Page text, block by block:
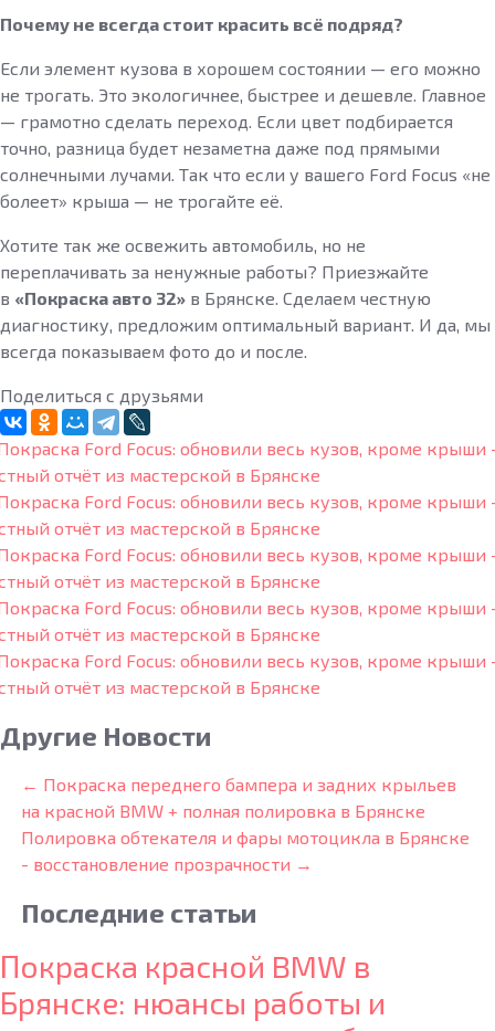
Почему не всегда стоит красить всё подряд?
Если элемент кузова в хорошем состоянии — его можно
не трогать. Это экологичнее, быстрее и дешевле. Главное
— грамотно сделать переход. Если цвет подбирается
точно, разница будет незаметна даже под прямыми
солнечными лучами. Так что если у вашего Ford Focus «не
болеет» крыша — не трогайте её.
Хотите так же освежить автомобиль, но не
переплачивать за ненужные работы? Приезжайте
в «Покраска авто 32» в Брянске. Сделаем честную
диагностику, предложим оптимальный вариант. И да, мы
всегда показываем фото до и после.
Поделиться с друзьями
Другие Новости
← Покраска переднего бампера и задних крыльев
на красной BMW + полная полировка в Брянске
Полировка обтекателя и фары мотоцикла в Брянске
- восстановление прозрачности →
Последние статьи
Покраска красной BMW в
Брянске: нюансы работы и